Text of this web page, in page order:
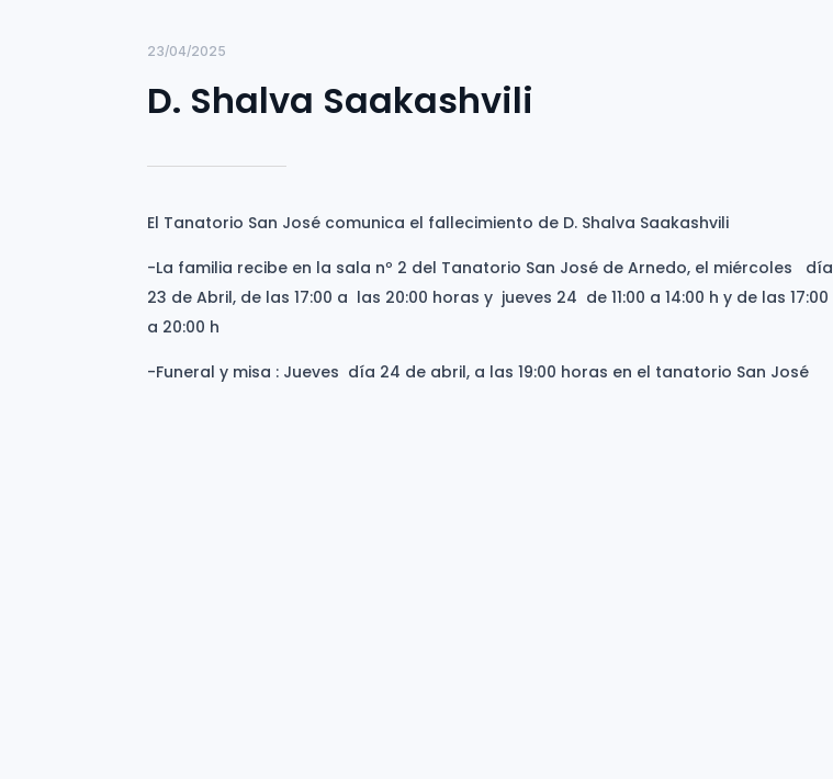
23/04/2025
D. Shalva Saakashvili
El Tanatorio San José comunica el fallecimiento de D. Shalva Saakashvili
-La familia recibe en la sala nº 2 del Tanatorio San José de Arnedo, el miércoles día
23 de Abril, de las 17:00 a las 20:00 horas y jueves 24 de 11:00 a 14:00 h y de las 17:00
a 20:00 h
-Funeral y misa : Jueves día 24 de abril, a las 19:00 horas en el tanatorio San José